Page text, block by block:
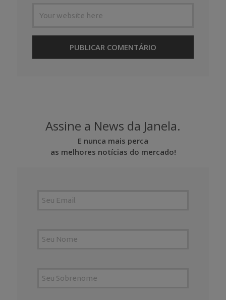
Assine a News da Janela.
E nunca mais perca
as melhores notícias do mercado!